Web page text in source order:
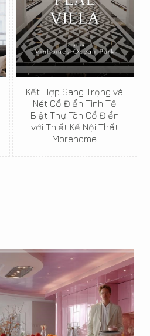
Kết Hợp Sang Trọng và
Nét Cổ Điển Tinh Tế
Biệt Thự Tân Cổ Điển
với Thiết Kế Nội Thất
Morehome